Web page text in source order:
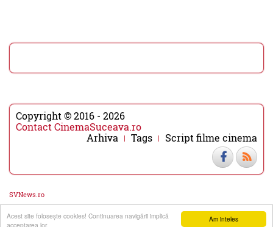
Am inteles
Acest site foloseşte cookies! Continuarea navigării implică
acceptarea lor.
Copyright © 2016 - 2026
Contact CinemaSuceava.ro
Arhiva
Tags Script filme cinema
SVNews.ro
▼